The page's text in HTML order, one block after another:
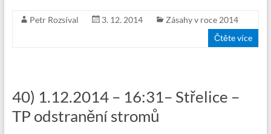
Petr Rozsíval 3. 12. 2014
Zásahy v roce 2014
Čtěte více
40) 1.12.2014 – 16:31– Střelice –
TP odstranění stromů